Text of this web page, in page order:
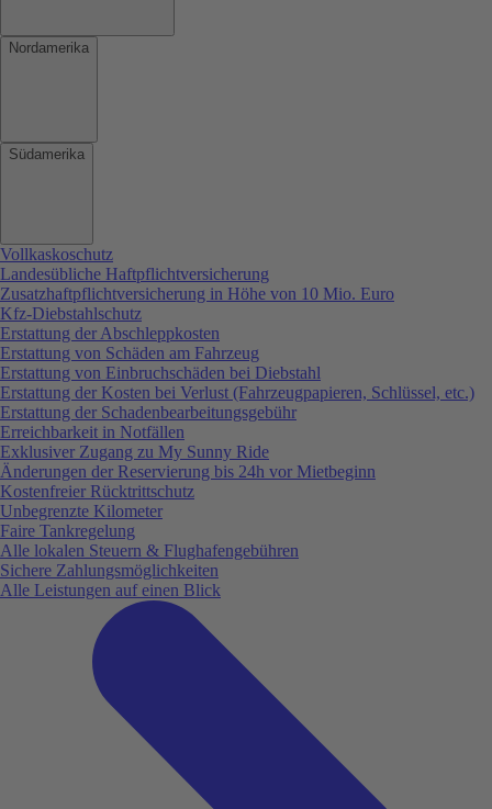
Nordamerika
Südamerika
Vollkaskoschutz
Landesübliche Haftpflichtversicherung
Zusatzhaftpflichtversicherung in Höhe von 10 Mio. Euro
Kfz-Diebstahlschutz
Erstattung der Abschleppkosten
Erstattung von Schäden am Fahrzeug
Erstattung von Einbruchschäden bei Diebstahl
Erstattung der Kosten bei Verlust (Fahrzeugpapieren, Schlüssel, etc.)
Erstattung der Schadenbearbeitungsgebühr
Erreichbarkeit in Notfällen
Exklusiver Zugang zu My Sunny Ride
Änderungen der Reservierung bis 24h vor Mietbeginn
Kostenfreier Rücktrittschutz
Unbegrenzte Kilometer
Faire Tankregelung
Alle lokalen Steuern & Flughafengebühren
Sichere Zahlungsmöglichkeiten
Alle Leistungen auf einen Blick